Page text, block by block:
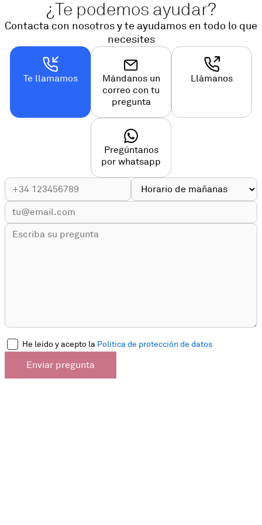
¿Te podemos ayudar?
Contacta con nosotros y te ayudamos en todo lo que
necesites
Te llamamos
Mándanos un
correo con tu
pregunta
Llámanos
Pregúntanos
por whatsapp
He leido y acepto la Politica de protección de datos
Enviar pregunta